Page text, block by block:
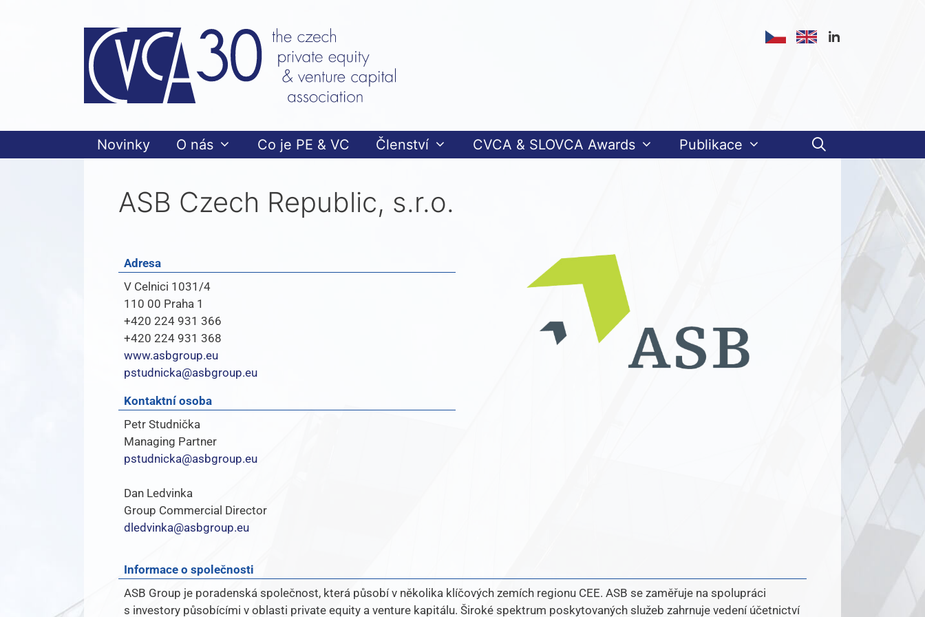
Novinky O nás Co je PE & VC Členství CVCA & SLOVCA Awards Publikace
ASB Czech Republic, s.r.o.
Adresa
V Celnici 1031/4
110 00 Praha 1
+420 224 931 366
+420 224 931 368
www.asbgroup.eu
pstudnicka@asbgroup.eu
Kontaktní osoba
Petr Studnička
Managing Partner
pstudnicka@asbgroup.eu
Dan Ledvinka
Group Commercial Director
dledvinka@asbgroup.eu
Informace o společnosti
ASB Group je poradenská společnost, která působí v několika klíčových zemích regionu CEE. ASB se zaměřuje na spolupráci
s investory působícími v oblasti private equity a venture kapitálu. Široké spektrum poskytovaných služeb zahrnuje vedení účetnictví